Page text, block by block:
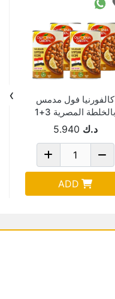
كالفورنيا فول مدمس
بالخلطة المصرية 3+1
مجانا 450 جم Pack
Of 6
د.ك 5.940
ADD
›